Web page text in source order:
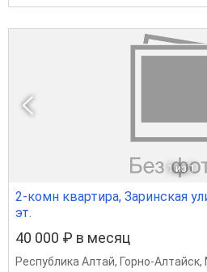
1 из 1
2-комн квартира, Заринская
эт.
40 000 ₽ в месяц
Республика Алтай, Горно-Алтайск,